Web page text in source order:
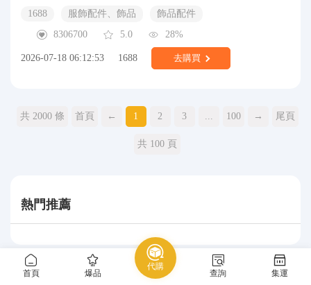
首頁 爆品
代購
查詢 集運
1688 服飾配件、飾品
飾品配件
8306700
5.0 28%
2026-07-18 06:12:53 1688 去購買
共 2000 條 首頁 ← 1 2 3 ... 100 → 尾頁
共 100 頁
熱門推薦